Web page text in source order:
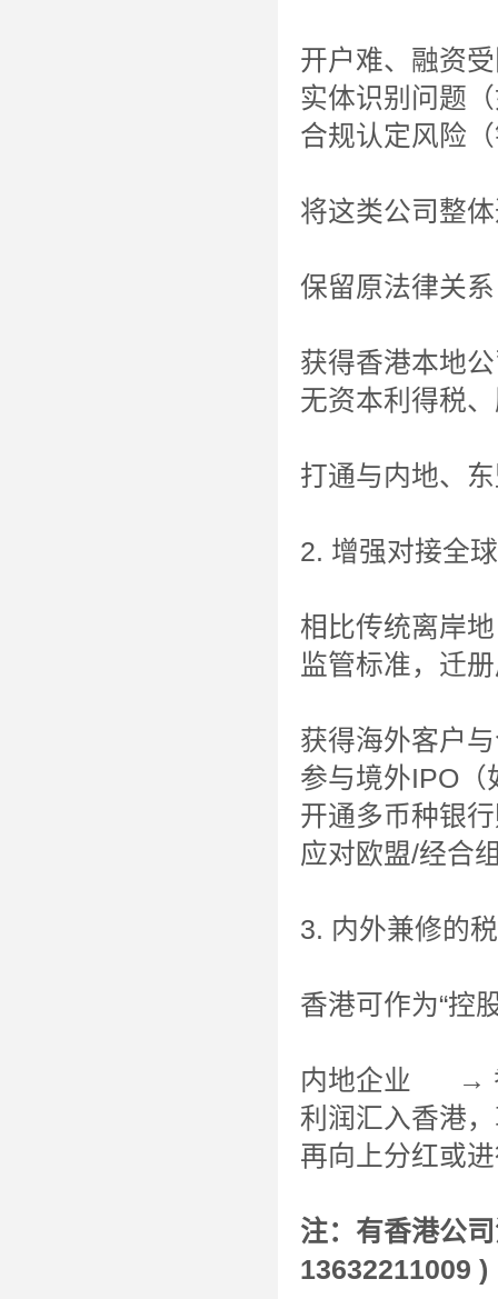
开户难、融资
实体识别问题
合规认定风险
将这类公司整
保留原法律关
获得香港本地
无资本利得税
打通与内地、
2. 增强对接全
相比传统离岸
监管标准，迁
获得海外客户
参与境外IPO（
开通多币种银
应对欧盟/经合
3. 内外兼修的
香港可作为“控
内地企业 → 香
利润汇入香港
再向上分红或
注：有香港公
13632211009 )